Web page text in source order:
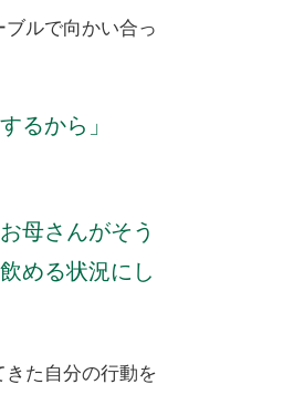
ルで向かい合っ
るから」
母さんがそう
める状況にし
た自分の行動を